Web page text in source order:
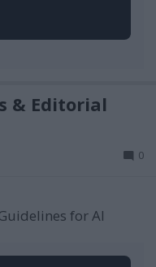
& Editorial
0
for AI